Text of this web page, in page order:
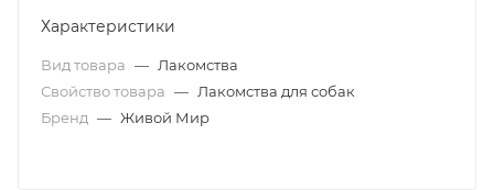
Характеристики
Вид товара — Лакомства
Свойство товара — Лакомства для собак
Бренд — Живой Мир